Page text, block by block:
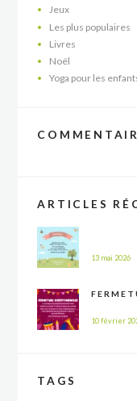
Jeux
Les plus populaires
Livres
Noël
Yoga pour les
ARTICLES
13 mai 2026
10 février
TAGS